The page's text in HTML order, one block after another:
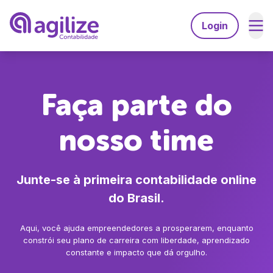
Login
Abrir empresa grátis
Trocar de contador
Migrar de MEI para ME
Agilize Multibenefícios
Agilize Unique
Contabilidade especializada em:
Desenvolvedores
Engenheiros
Psicólogos
Consultores
Planos
Recursos
Consulta de CNAEs
Explore
A Agilize é confiável
Faça parte do time Agilize
Faça parte do
nosso time
Junte-se à primeira contabilidade online
do Brasil.
Aqui, você ajuda empreendedores a prosperarem, enquanto
constrói seu plano de carreira com liberdade, aprendizado
constante e impacto que dá orgulho.